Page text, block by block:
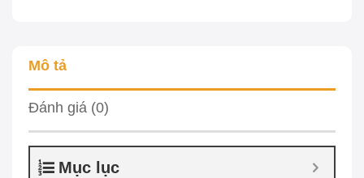
Mô tả
Đánh giá (0)
Mục lục